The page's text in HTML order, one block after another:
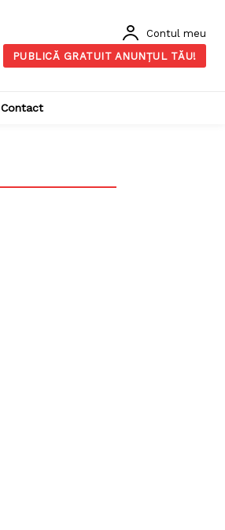
Contul meu
PUBLICĂ GRATUIT ANUNȚUL TĂU!
Contact